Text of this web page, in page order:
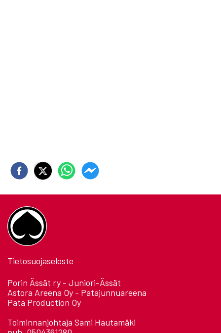
Tietosuojaseloste
Porin Ässät ry - Juniori-Ässät
Astora Areena Oy - Patajunnuareena
Pata Production Oy
Toiminnanjohtaja Sami Hautamäki